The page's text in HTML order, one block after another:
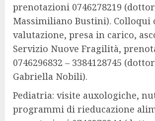
prenotazioni 0746278219 (dottor
Massimiliano Bustini). Colloqui
valutazione, presa in carico,
Servizio Nuove Fragilità,
0746296832 – 3384128745
Gabriella Nobili).
Pediatria: visite auxologiche,
programmi di rieducazione